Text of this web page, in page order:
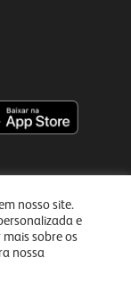
nosso site.
e
sobre os
nossa
08 sede à Avenida
Paulo, CEP: 06.541-